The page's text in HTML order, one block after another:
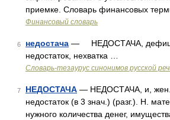
приемке. Словарь финансовых
Финансовый словарь
6 недостача — НЕДОСТАЧА,
недостаток, нехватка …
Словарь-тезаурус синонимов русской
7 НЕДОСТАЧА — НЕДОСТАЧА, и, жен.
недостаток (в 3 знач.) (разг.). Н.
нужного количества денег,